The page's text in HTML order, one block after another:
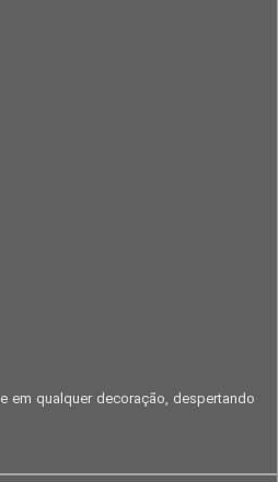
em qualquer decoração, despertando